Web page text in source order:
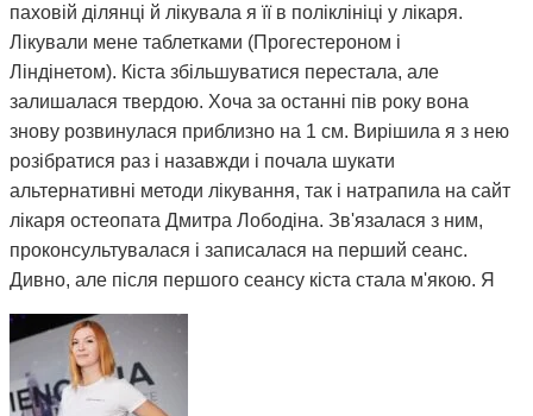
паховій ділянці й лікувала я її в поліклініці у лікаря.
Лікували мене таблетками (Прогестероном і
Ліндінетом). Кіста збільшуватися перестала, але
залишалася твердою. Хоча за останні пів року вона
знову розвинулася приблизно на 1 см. Вирішила я з нею
розібратися раз і назавжди і почала шукати
альтернативні методи лікування, так і натрапила на сайт
лікаря остеопата Дмитра Лободіна. Зв'язалася з ним,
проконсультувалася і записалася на перший сеанс.
Дивно, але після першого сеансу кіста стала м'якою. Я
почала відвідувати сеанси за призначенням Дмитра і
через 3 місяці вона повністю розсмокталася. Як це
працює, взагалі не розумію. Те, чого ліки не змогли
зробити за півтора року, зміг зробити Дмитро і за такий